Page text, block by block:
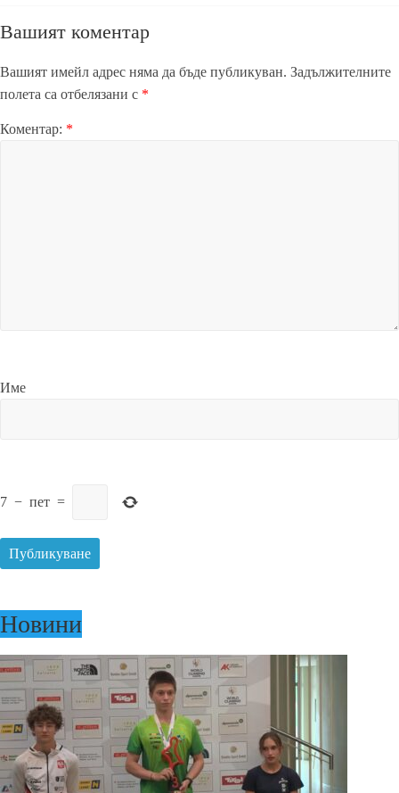
Вашият коментар
Вашият имейл адрес няма да бъде публикуван. Задължителните
полета са отбелязани с *
Коментар: *
Име
7 − пет =
Новини